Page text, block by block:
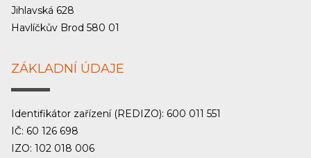
Jihlavská 628
Havlíčkův Brod 580 01
ZÁKLADNÍ ÚDAJE
Identifikátor zařízení (REDIZO): 600 011 551
IČ: 60 126 698
IZO: 102 018 006